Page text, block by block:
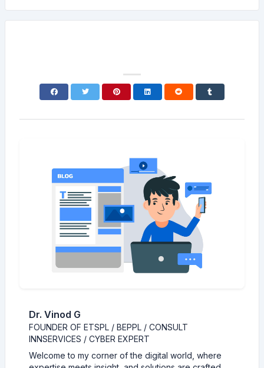
Dr. Vinod G
FOUNDER OF ETSPL / BEPPL / CONSULT
INNSERVICES / CYBER EXPERT
Welcome to my corner of the digital world, where